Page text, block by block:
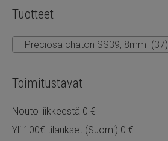
Tuotteet
Preciosa chaton SS39, 8mm (37)
Toimitustavat
Nouto liikkeestä 0 €
Yli 100€ tilaukset (Suomi) 0 €